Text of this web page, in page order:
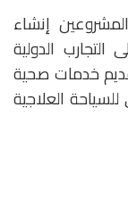
إنشاء
الدولية
خدمات صحية
العلاجية